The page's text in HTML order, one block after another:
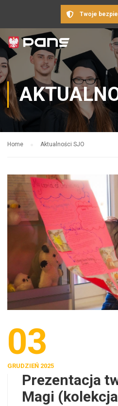
Twoje
Home Aktualności SJO
03
GRUDZIEŃ 2025
Prezentacja
Magi